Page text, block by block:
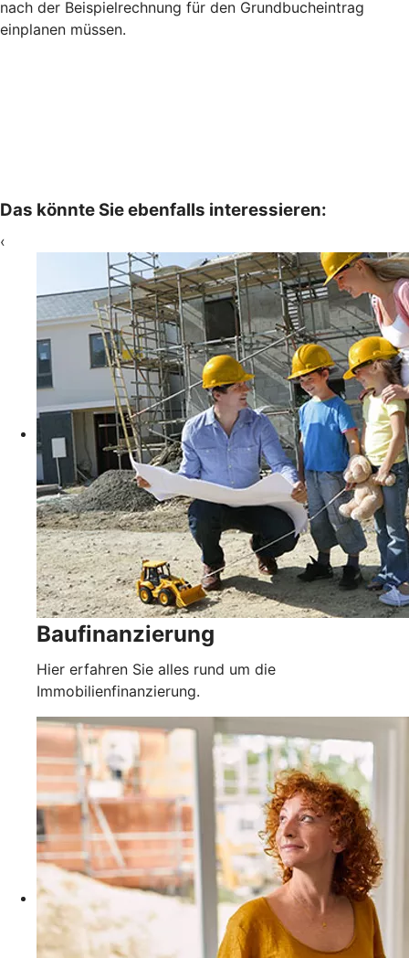
nach der Beispielrechnung für den Grundbucheintrag
einplanen müssen.
Das könnte Sie ebenfalls interessieren:
‹
Baufinanzierung
Hier erfahren Sie alles rund um die
Immobilienfinanzierung.